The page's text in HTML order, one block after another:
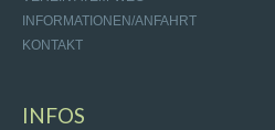
INFORMATIONEN/ANFAHRT
KONTAKT
INFOS